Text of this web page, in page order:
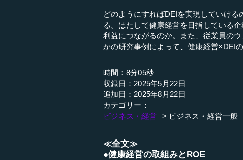
どのようにすればDEIを実現していけ
る。はたして健康経営を目指している
利益につながるのか。また、従業員の
かの研究事例によって、健康経営×DEI
時間：8分05秒
収録日：2025年5月22日
追加日：2025年8月22日
カテゴリー：
ビジネス・経営
ビジネス・経営一般
≪全文≫
●健康経営の取組みとROE